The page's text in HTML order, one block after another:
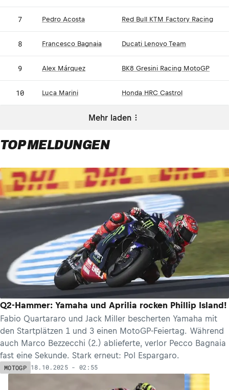
7 Pedro Acosta Red Bull KTM Factory Racing
8 Francesco Bagnaia Ducati Lenovo Team
9 Alex Márquez BK8 Gresini Racing MotoGP
10 Luca Marini Honda HRC Castrol
Mehr laden
TOP MELDUNGEN
Q2-Hammer: Yamaha und Aprilia rocken Phillip Island!
Fabio Quartararo und Jack Miller bescherten Yamaha mit
den Startplätzen 1 und 3 einen MotoGP-Feiertag. Während
auch Marco Bezzecchi (2.) ablieferte, verlor Pecco Bagnaia
fast eine Sekunde. Stark erneut: Pol Espargaro.
MOTOGP 18.10.2025 - 02:55